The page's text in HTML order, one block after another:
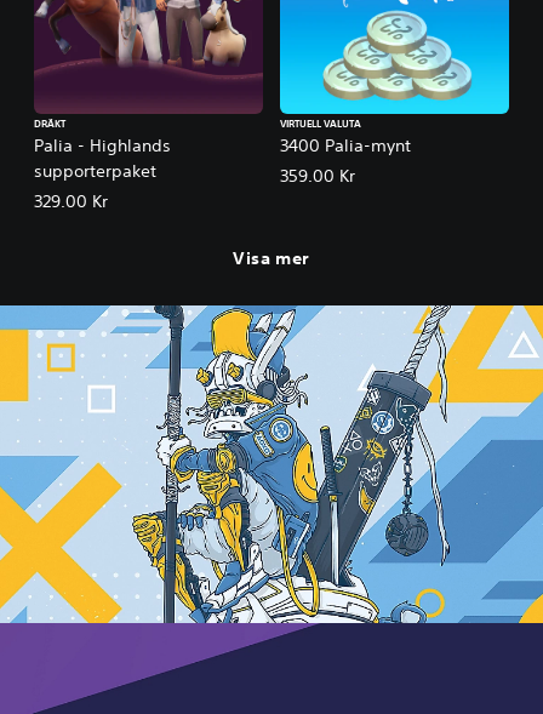
Palia - Highlands
supporterpaket
DRÄKT
329.00 Kr
3400 Palia-mynt
VIRTUELL VALUTA
359.00 Kr
Visa mer